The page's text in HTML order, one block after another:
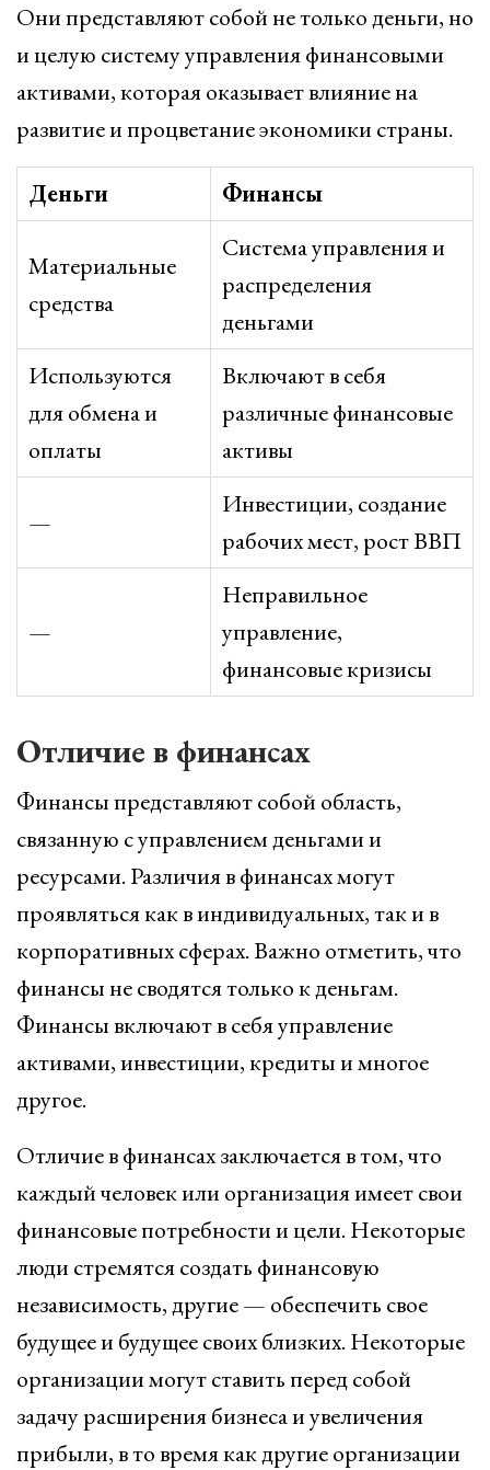
Они представляют собой не только деньги, но
и целую систему управления финансовыми
активами, которая оказывает влияние на
развитие и процветание экономики страны.
Деньги Финансы
Материальные
средства
Система управления и
распределения
деньгами
Используются
для обмена и
оплаты
Включают в себя
различные финансовые
активы
—
Инвестиции, создание
рабочих мест, рост ВВП
—
Неправильное
управление,
финансовые кризисы
Отличие в финансах
Финансы представляют собой область,
связанную с управлением деньгами и
ресурсами. Различия в финансах могут
проявляться как в индивидуальных, так и в
корпоративных сферах. Важно отметить, что
финансы не сводятся только к деньгам.
Финансы включают в себя управление
активами, инвестиции, кредиты и многое
другое.
Отличие в финансах заключается в том, что
каждый человек или организация имеет свои
финансовые потребности и цели. Некоторые
люди стремятся создать финансовую
независимость, другие — обеспечить свое
будущее и будущее своих близких. Некоторые
организации могут ставить перед собой
задачу расширения бизнеса и увеличения
прибыли, в то время как другие организации